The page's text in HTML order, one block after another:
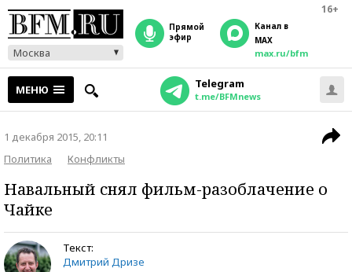
16+
Москва
прямой
эфир
Канал в
MAX
max.ru/bfm
МЕНЮ Telegram
t.me/BFMnews
1 декабря 2015, 20:11
Политика
Конфликты
Навальный снял фильм-разоблачение о
Чайке
Текст:
Дмитрий Дризе